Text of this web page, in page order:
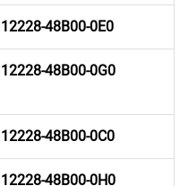
12228-48B00-0E0
12228-48B00-0G0
12228-48B00-0C0
12228-48B00-0H0